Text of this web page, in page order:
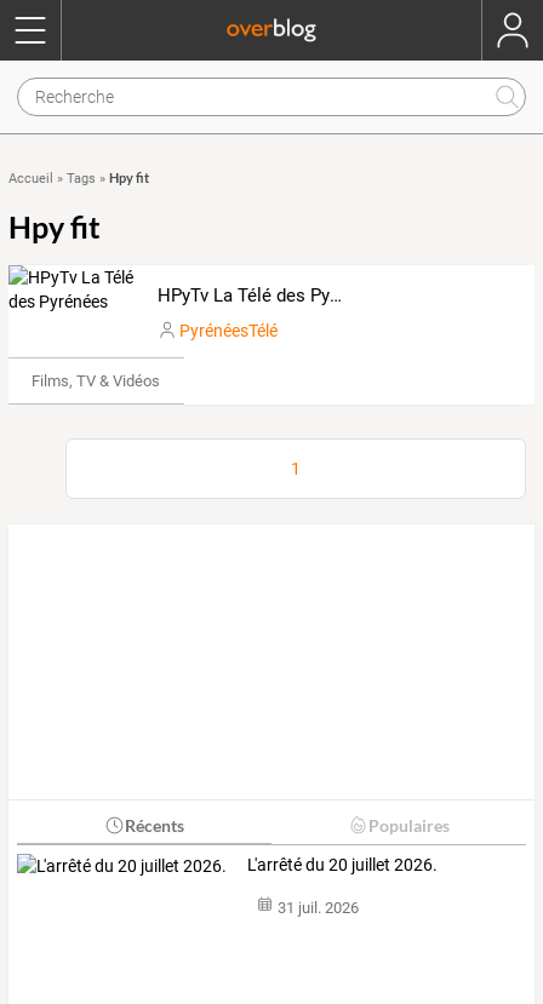
Accueil » Tags » Hpy fit
Hpy fit
HPyTv La Télé des Pyrénées
PyrénéesTélé
Films, TV & Vidéos
1
Récents Populaires
L'arrêté du 20 juillet 2026.
31 juil. 2026